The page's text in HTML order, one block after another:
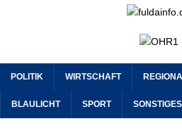
POLITIK WIRTSCHAFT
BLAULICHT SPORT SONSTIGES